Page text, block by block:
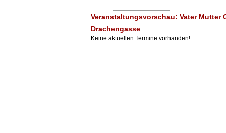
Veranstaltungsvorschau: Vater Mutter
Drachengasse
Keine aktuellen Termine vorhanden!